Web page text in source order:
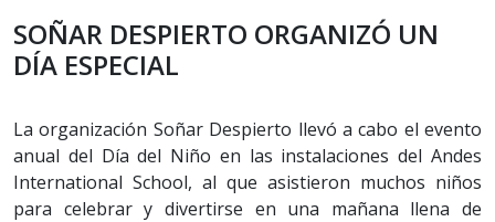
SOÑAR DESPIERTO ORGANIZÓ UN
DÍA ESPECIAL
La organización Soñar Despierto llevó a cabo el evento
anual del Día del Niño en las instalaciones del Andes
International School, al que asistieron muchos niños
para celebrar y divertirse en una mañana llena de